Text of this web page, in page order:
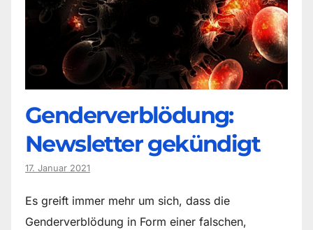
Genderverblödung:
Newsletter gekündigt
17. Januar 2021
Es greift immer mehr um sich, dass die
Genderverblödung in Form einer falschen,